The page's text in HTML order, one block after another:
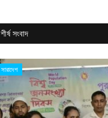
শীর্ষ সংবাদ
সারাদেশ